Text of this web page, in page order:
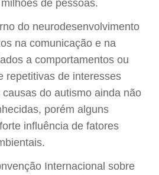
de pessoas.
do neurodesenvolvimento
na comunicação e na
a comportamentos ou
repetitivas de interesses
do autismo ainda não
porém alguns
influência de fatores
Internacional sobre